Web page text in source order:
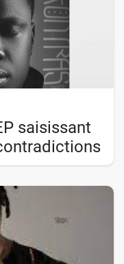
saisissant